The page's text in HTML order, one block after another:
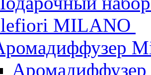
MILANO